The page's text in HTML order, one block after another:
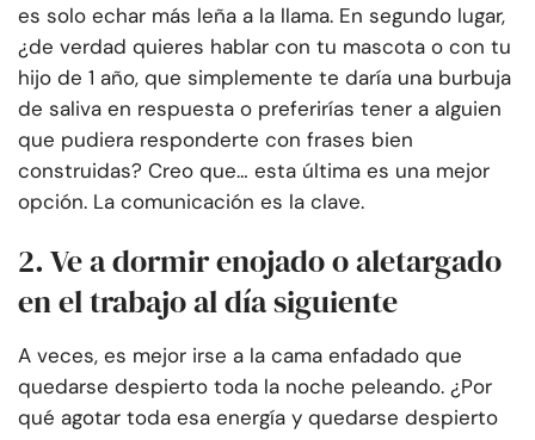
es solo echar más leña a la llama. En segundo lugar,
¿de verdad quieres hablar con tu mascota o con tu
hijo de 1 año, que simplemente te daría una burbuja
de saliva en respuesta o preferirías tener a alguien
que pudiera responderte con frases bien
construidas? Creo que… esta última es una mejor
opción. La comunicación es la clave.
2. Ve a dormir enojado o aletargado
en el trabajo al día siguiente
A veces, es mejor irse a la cama enfadado que
quedarse despierto toda la noche peleando. ¿Por
qué agotar toda esa energía y quedarse despierto